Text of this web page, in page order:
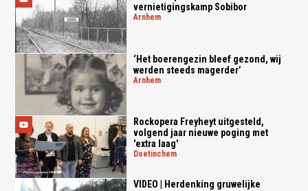
vernietigingskamp Sobibor
arnhem
‘Het boerengezin bleef gezond, wij
werden steeds magerder’
arnhem
Rockopera Freyheyt uitgesteld,
volgend jaar nieuwe poging met
'extra laag'
doetinchem
VIDEO | Herdenking gruwelijke